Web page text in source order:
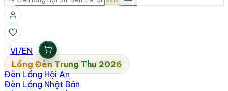
VI/EN
Lồng Đèn Trung Thu 2026
Đèn Lồng Hội An
Đèn Lồng Nhật Bản